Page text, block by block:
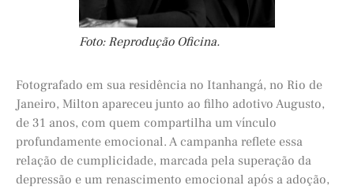
Foto: Reprodução Oficina.
Fotografado em sua residência no Itanhangá, no Rio de
Janeiro, Milton apareceu junto ao filho adotivo Augusto,
de 31 anos, com quem compartilha um vínculo
profundamente emocional. A campanha reflete essa
relação de cumplicidade, marcada pela superação da
depressão e um renascimento emocional após a adoção,